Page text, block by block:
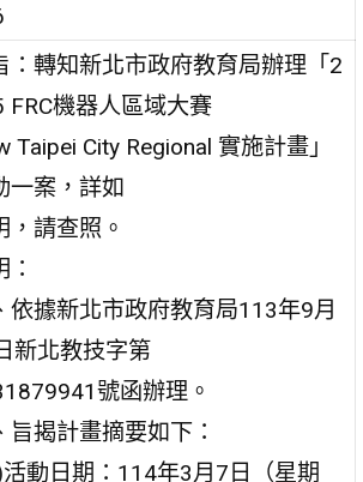
：轉知新北市政府教育局辦理「2
FRC機器人區域大賽
Taipei City Regional 實施計畫」
一案，詳如
，請查照。
依據新北市政府教育局113年9月
新北教技字第
號函辦理。
旨揭計畫摘要如下：
動日期：114年3月7日（星期